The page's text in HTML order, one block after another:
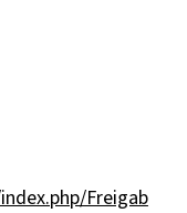
Freigab